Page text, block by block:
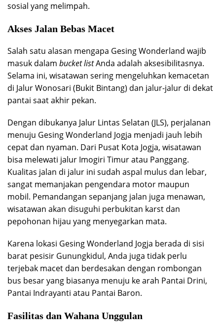
sosial yang melimpah.
Akses Jalan Bebas Macet
Salah satu alasan mengapa Gesing Wonderland wajib
masuk dalam bucket listAnda adalah aksesibilitasnya.
Selama ini, wisatawan sering mengeluhkan kemacetan
di Jalur Wonosari (Bukit Bintang) dan jalur-jalur di dekat
pantai saat akhir pekan.
Dengan dibukanya Jalur Lintas Selatan (JLS), perjalanan
menuju Gesing Wonderland Jogja menjadi jauh lebih
cepat dan nyaman. Dari Pusat Kota Jogja, wisatawan
bisa melewati jalur Imogiri Timur atau Panggang.
Kualitas jalan di jalur ini sudah aspal mulus dan lebar,
sangat memanjakan pengendara motor maupun
mobil. Pemandangan sepanjang jalan juga menawan,
wisatawan akan disuguhi perbukitan karst dan
pepohonan hijau yang menyegarkan mata.
Karena lokasi Gesing Wonderland Jogja berada di sisi
barat pesisir Gunungkidul, Anda juga tidak perlu
terjebak macet dan berdesakan dengan rombongan
bus besar yang biasanya menuju ke arah Pantai Drini,
Pantai Indrayanti atau Pantai Baron.
Fasilitas dan Wahana Unggulan